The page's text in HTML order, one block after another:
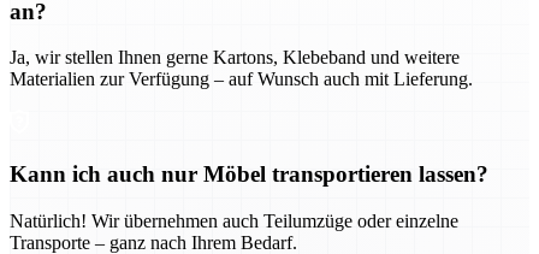
an?
Ja, wir stellen Ihnen gerne Kartons, Klebeband und weitere
Materialien zur Verfügung – auf Wunsch auch mit Lieferung.
Kann ich auch nur Möbel transportieren lassen?
Natürlich! Wir übernehmen auch Teilumzüge oder einzelne
Transporte – ganz nach Ihrem Bedarf.